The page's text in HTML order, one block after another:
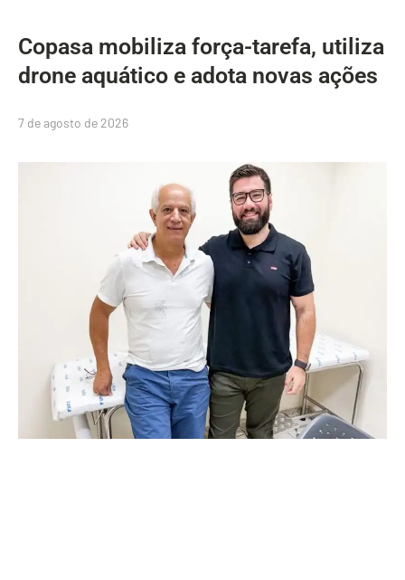
Copasa mobiliza força-tarefa, utiliza
drone aquático e adota novas ações
7 de agosto de 2026